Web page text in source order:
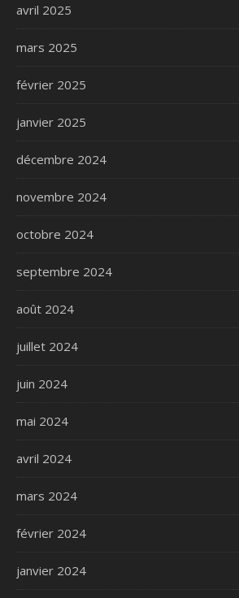
avril 2025
mars 2025
février 2025
janvier 2025
décembre 2024
novembre 2024
octobre 2024
septembre 2024
août 2024
juillet 2024
juin 2024
mai 2024
avril 2024
mars 2024
février 2024
janvier 2024